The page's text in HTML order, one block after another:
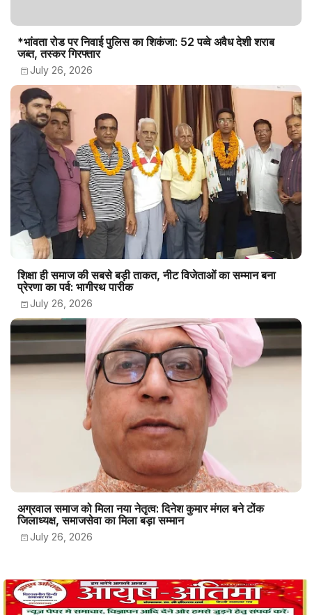
*भांवता रोड पर निवाई पुलिस का शिकंजा: 52 पव्वे अवैध देशी शराब
जब्त, तस्कर गिरफ्तार
July 26, 2026
शिक्षा ही समाज की सबसे बड़ी ताकत, नीट विजेताओं का सम्मान बना
प्रेरणा का पर्व: भागीरथ पारीक
July 26, 2026
अग्रवाल समाज को मिला नया नेतृत्व: दिनेश कुमार मंगल बने टोंक
जिलाध्यक्ष, समाजसेवा का मिला बड़ा सम्मान
July 26, 2026